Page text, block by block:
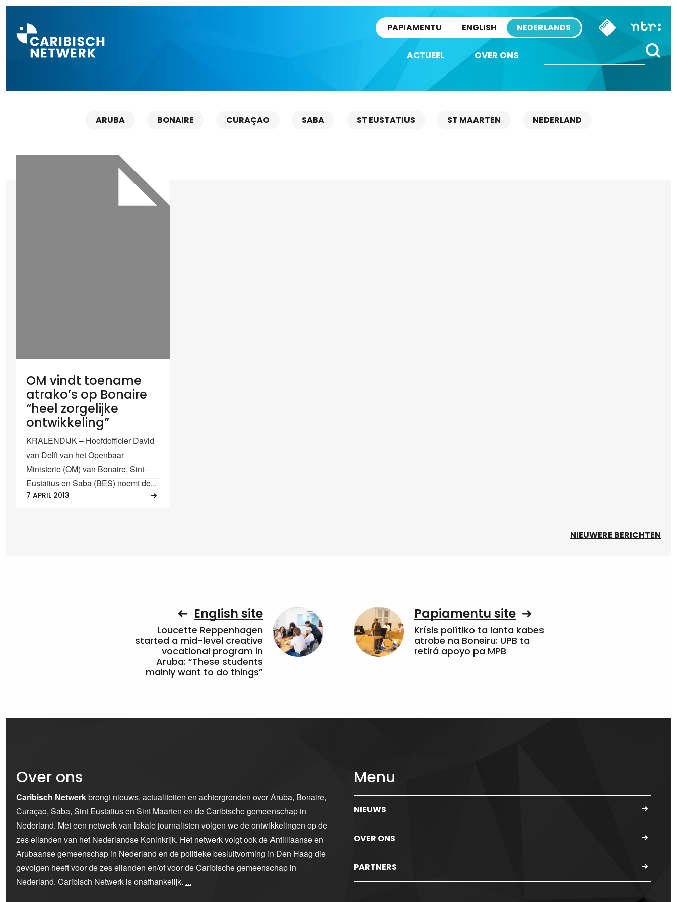
PAPIAMENTU ENGLISH NEDERLANDS
ACTUEEL OVER ONS
ARUBA BONAIRE CURAÇAO SABA ST EUSTATIUS ST MAARTEN NEDERLAND
OM vindt toename
atrako’s op Bonaire
“heel zorgelijke
ontwikkeling”
KRALENDIJK – Hoofdofficier David
van Delft van het Openbaar
Ministerie (OM) van Bonaire, Sint-
Eustatius en Saba (BES) noemt de...
7 APRIL 2013
NIEUWERE BERICHTEN
English site
Loucette Reppenhagen
started a mid-level creative
vocational program in
Aruba: “These students
mainly want to do things”
Papiamentu site
Krísis polítiko ta lanta kabes
atrobe na Boneiru: UPB ta
retirá apoyo pa MPB
Over ons
Caribisch Netwerkbrengt nieuws, actualiteiten en achtergronden over Aruba, Bonaire,
Curaçao, Saba, Sint Eustatius en Sint Maarten en de Caribische gemeenschap in
Nederland. Met een netwerk van lokale journalisten volgen we de ontwikkelingen op de
zes eilanden van het Nederlandse Koninkrijk. Het netwerk volgt ook de Antilliaanse en
Arubaanse gemeenschap in Nederland en de politieke besluitvorming in Den Haag die
gevolgen heeft voor de zes eilanden en/of voor de Caribische gemeenschap in
Nederland. Caribisch Netwerk is onafhankelijk. ...
Menu
NIEUWS
OVER ONS
PARTNERS